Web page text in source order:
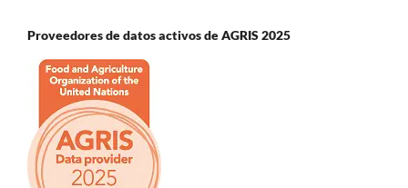
Proveedores de datos activos de AGRIS 2025